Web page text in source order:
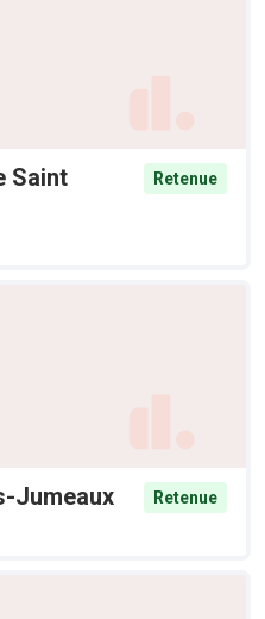
Saint
Retenue
Jumeaux
Retenue